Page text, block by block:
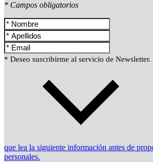
* Campos obligatorios
* Deseo suscribirme al servicio de Newsletter.
que lea la siguiente información antes de
personales.